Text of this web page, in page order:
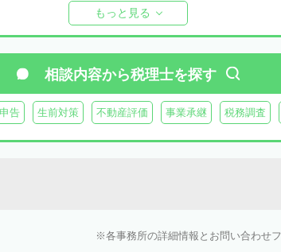
朝倉郡東峰村
田川郡大任町 田川郡赤村 京都郡苅田町 京都郡み
もっと見る
相談内容から税理士を探す
告 生前対策 不動産評価 事業承継 税務調査
各事務所の詳細情報とお問い合わせ